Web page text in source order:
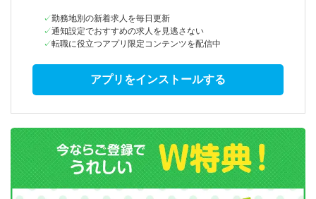
勤務地別の新着求人を毎日更新
通知設定でおすすめの求人を見逃さない
転職に役立つアプリ限定コンテンツを配信中
アプリをインストールする